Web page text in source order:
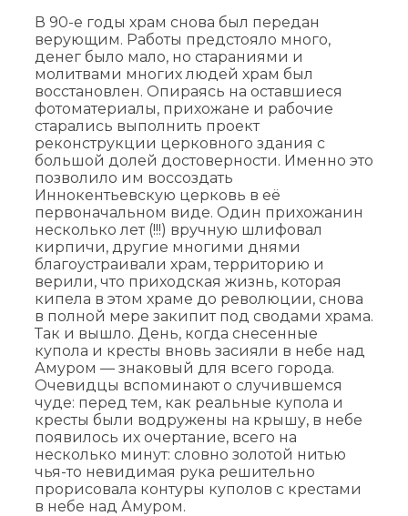
В 90-е годы храм снова был передан
верующим. Работы предстояло много,
денег было мало, но стараниями и
молитвами многих людей храм был
восстановлен. Опираясь на оставшиеся
фотоматериалы, прихожане и рабочие
старались выполнить проект
реконструкции церковного здания с
большой долей достоверности. Именно это
позволило им воссоздать
Иннокентьевскую церковь в её
первоначальном виде. Один прихожанин
несколько лет (!!!) вручную шлифовал
кирпичи, другие многими днями
благоустраивали храм, территорию и
верили, что приходская жизнь, которая
кипела в этом храме до революции, снова
в полной мере закипит под сводами храма.
Так и вышло. День, когда снесенные
купола и кресты вновь засияли в небе над
Амуром — знаковый для всего города.
Очевидцы вспоминают о случившемся
чуде: перед тем, как реальные купола и
кресты были водружены на крышу, в небе
появилось их очертание, всего на
несколько минут: словно золотой нитью
чья-то невидимая рука решительно
прорисовала контуры куполов с крестами
в небе над Амуром.